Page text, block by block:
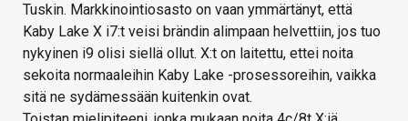
Tuskin. Markkinointiosasto on vaan ymmärtänyt, että
Kaby Lake X i7:t veisi brändin alimpaan helvettiin, jos tuo
nykyinen i9 olisi siellä ollut. X:t on laitettu, ettei noita
sekoita normaaleihin Kaby Lake -prosessoreihin, vaikka
sitä ne sydämessään kuitenkin ovat.